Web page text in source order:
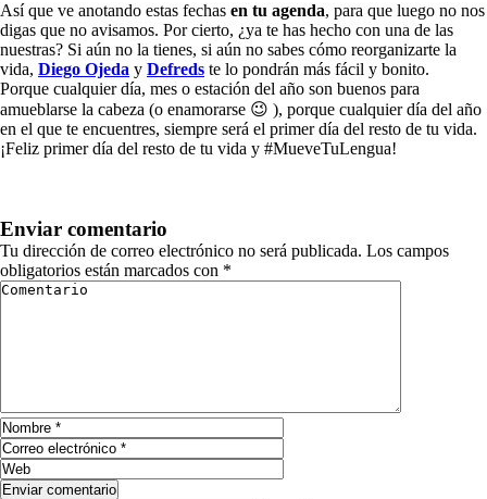
Así que ve anotando estas fechas en tu agenda, para que luego no nos
digas que no avisamos. Por cierto, ¿ya te has hecho con una de las
nuestras? Si aún no la tienes, si aún no sabes cómo reorganizarte la
vida, Diego Ojeda y Defreds te lo pondrán más fácil y bonito.
Porque cualquier día, mes o estación del año son buenos para
amueblarse la cabeza (o enamorarse 😉 ), porque cualquier día del año
en el que te encuentres, siempre será el primer día del resto de tu vida.
¡Feliz primer día del resto de tu vida y #MueveTuLengua!
Enviar comentario
Tu dirección de correo electrónico no será publicada. Los campos
obligatorios están marcados con *